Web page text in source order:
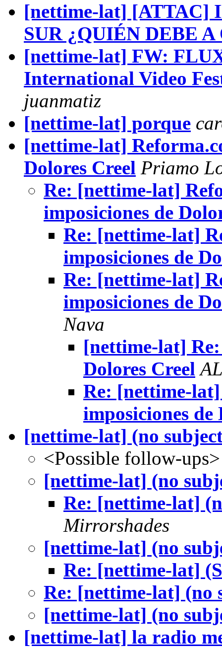
[nettime-lat] [ATTAC]
SUR ¿QUIÉN DEBE A
[nettime-lat] FW:
International Video
juanmatiz
[nettime-lat] porque
[nettime-lat]
Dolores Creel Priamo
Re: [nettime-lat]
imposiciones de
Re: [nettime-lat]
imposiciones de
Re: [nettime-lat]
imposiciones de
Nava
[nettime-lat]
Dolores Creel
Re: [nettime-
imposiciones de
[nettime-lat] (no
<Possible follow-ups>
[nettime-lat] (no
Re: [nettime-lat]
Mirrorshades
[nettime-lat] (no
Re: [nettime-lat]
Re: [nettime-lat] (no
[nettime-lat] (no
[nettime-lat] la radio